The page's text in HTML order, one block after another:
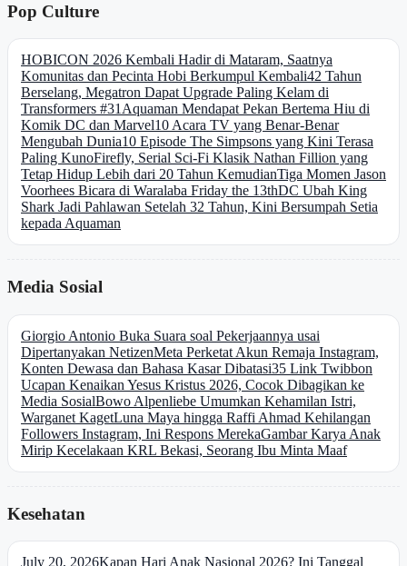
Pop Culture
HOBICON 2026 Kembali Hadir di Mataram, Saatnya
Komunitas dan Pecinta Hobi Berkumpul Kembali42 Tahun
Berselang, Megatron Dapat Upgrade Paling Kelam di
Transformers #31Aquaman Mendapat Pekan Bertema Hiu di
Komik DC dan Marvel10 Acara TV yang Benar-Benar
Mengubah Dunia10 Episode The Simpsons yang Kini Terasa
Paling KunoFirefly, Serial Sci-Fi Klasik Nathan Fillion yang
Tetap Hidup Lebih dari 20 Tahun KemudianTiga Momen Jason
Voorhees Bicara di Waralaba Friday the 13thDC Ubah King
Shark Jadi Pahlawan Setelah 32 Tahun, Kini Bersumpah Setia
kepada Aquaman
Media Sosial
Giorgio Antonio Buka Suara soal Pekerjaannya usai
Dipertanyakan NetizenMeta Perketat Akun Remaja Instagram,
Konten Dewasa dan Bahasa Kasar Dibatasi35 Link Twibbon
Ucapan Kenaikan Yesus Kristus 2026, Cocok Dibagikan ke
Media SosialBowo Alpenliebe Umumkan Kehamilan Istri,
Warganet KagetLuna Maya hingga Raffi Ahmad Kehilangan
Followers Instagram, Ini Respons MerekaGambar Karya Anak
Mirip Kecelakaan KRL Bekasi, Seorang Ibu Minta Maaf
Kesehatan
July 20, 2026Kapan Hari Anak Nasional 2026? Ini Tanggal